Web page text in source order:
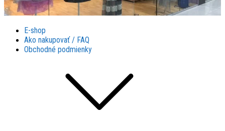
Látky Husár
Látky Husár
E-shop
Ako nakupovať / FAQ
Obchodné podmienky